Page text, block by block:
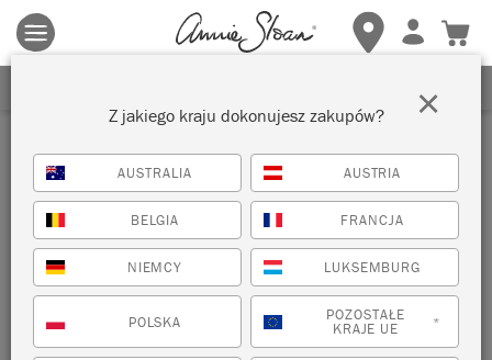
Obowiązują zasady i warunki. Kliknij tutaj
aby uzyskać więcej
szczegółów.
Inspiracje
RUSTIC FRENCH SITTING
ROOM
by Annie Sloan
Z jakiego kraju dokonujesz zakupów?
AUSTRALIA AUSTRIA
BELGIA FRANCJA
NIEMCY LUKSEMBURG
POLSKA POZOSTAŁE
KRAJE UE *
×